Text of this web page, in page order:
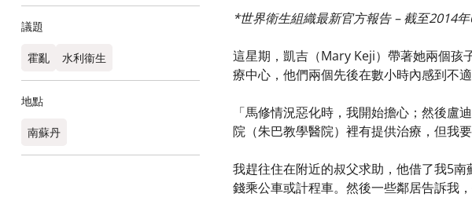
議題
霍亂 水利衞生
地點
南蘇丹
*世界衛生組織最新官方報告 – 截至2014
這星期，凱吉（Mary Keji）帶著她兩個
療中心，他們兩個先後在數小時內感到不
「馬修情況惡化時，我開始擔心；然後
院（朱巴教學醫院）裡有提供治療，但我
我趕往住在附近的叔父求助，他借了我5
錢乘公車或計程車。然後一些鄰居告訴我